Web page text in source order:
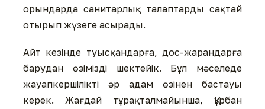
орындарда санитарлық талаптарды сақтай
отырып жүзеге асырады.
Айт кезінде туысқандарға, дос-жарандарға
барудан өзі­міз­ді шектейік. Бұл мәселеде
жауап­кер­шілікті әр адам өзінен бастауы
керек. Жағдай тұрақталмайынша, Құрбан